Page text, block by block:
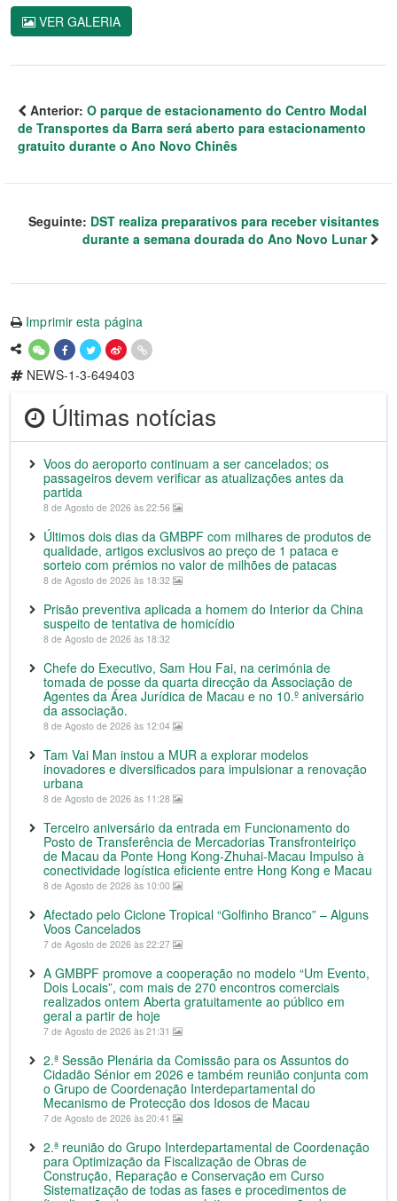
VER GALERIA
Anterior: O parque de estacionamento do Centro Modal
de Transportes da Barra será aberto para estacionamento
gratuito durante o Ano Novo Chinês
Seguinte: DST realiza preparativos para receber visitantes
durante a semana dourada do Ano Novo Lunar
Imprimir esta página
NEWS-1-3-649403
Últimas notícias
Voos do aeroporto continuam a ser cancelados; os
passageiros devem verificar as atualizações antes da
partida
8 de Agosto de 2026 às 22:56
Últimos dois dias da GMBPF com milhares de produtos de
qualidade, artigos exclusivos ao preço de 1 pataca e
sorteio com prémios no valor de milhões de patacas
8 de Agosto de 2026 às 18:32
Prisão preventiva aplicada a homem do Interior da China
suspeito de tentativa de homicídio
8 de Agosto de 2026 às 18:32
Chefe do Executivo, Sam Hou Fai, na cerimónia de
tomada de posse da quarta direcção da Associação de
Agentes da Área Jurídica de Macau e no 10.º aniversário
da associação.
8 de Agosto de 2026 às 12:04
Tam Vai Man instou a MUR a explorar modelos
inovadores e diversificados para impulsionar a renovação
urbana
8 de Agosto de 2026 às 11:28
Terceiro aniversário da entrada em Funcionamento do
Posto de Transferência de Mercadorias Transfronteiriço
de Macau da Ponte Hong Kong-Zhuhai-Macau Impulso à
conectividade logística eficiente entre Hong Kong e Macau
8 de Agosto de 2026 às 10:00
Afectado pelo Ciclone Tropical “Golfinho Branco” – Alguns
Voos Cancelados
7 de Agosto de 2026 às 22:27
A GMBPF promove a cooperação no modelo “Um Evento,
Dois Locais”, com mais de 270 encontros comerciais
realizados ontem Aberta gratuitamente ao público em
geral a partir de hoje
7 de Agosto de 2026 às 21:31
2.ª Sessão Plenária da Comissão para os Assuntos do
Cidadão Sénior em 2026 e também reunião conjunta com
o Grupo de Coordenação Interdepartamental do
Mecanismo de Protecção dos Idosos de Macau
7 de Agosto de 2026 às 20:41
2.ª reunião do Grupo Interdepartamental de Coordenação
para Optimização da Fiscalização de Obras de
Construção, Reparação e Conservação em Curso
Sistematização de todas as fases e procedimentos de